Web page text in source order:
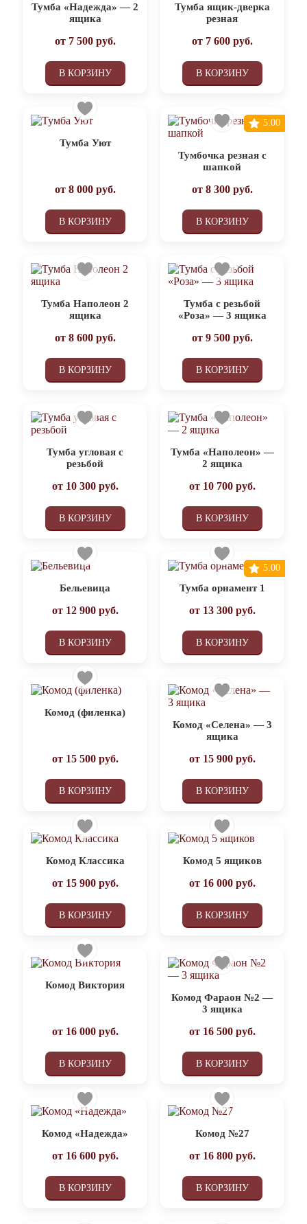
Тумба «Надежда» — 2
ящика
от 7 500руб.
В КОРЗИНУ
Тумба ящик-дверка
резная
от 7 600руб.
В КОРЗИНУ
Тумба Уют
от 8 000руб.
В КОРЗИНУ
Тумбочка резная с
шапкой
от 8 300руб.
В КОРЗИНУ
5.00
Тумба Наполеон 2
ящика
от 8 600руб.
В КОРЗИНУ
Тумба с резьбой
«Роза» — 3 ящика
от 9 500руб.
В КОРЗИНУ
Тумба угловая с
резьбой
от 10 300руб.
В КОРЗИНУ
Тумба «Наполеон» —
2 ящика
от 10 700руб.
В КОРЗИНУ
Бельевица
от 12 900руб.
В КОРЗИНУ
Тумба орнамент 1
от 13 300руб.
В КОРЗИНУ
5.00
Комод (филенка)
от 15 500руб.
В КОРЗИНУ
Комод «Селена» — 3
ящика
от 15 900руб.
В КОРЗИНУ
Комод Классика
от 15 900руб.
В КОРЗИНУ
Комод 5 ящиков
от 16 000руб.
В КОРЗИНУ
Комод Виктория
от 16 000руб.
В КОРЗИНУ
Комод Фараон №2 —
3 ящика
от 16 500руб.
В КОРЗИНУ
Комод «Надежда»
от 16 600руб.
В КОРЗИНУ
Комод №27
от 16 800руб.
В КОРЗИНУ